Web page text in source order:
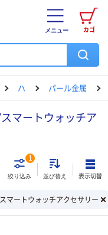
カゴ
メニュー
ハ パール金属
マートウォッチア
絞り込み
1
並び替え 表示切替
マートウォッチアクセサリー